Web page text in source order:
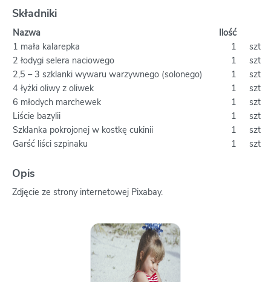
Składniki
Nazwa
Ilość
1 mała kalarepka
1
szt
2 łodygi selera naciowego
1
szt
2,5 – 3 szklanki wywaru warzywnego (solonego)
1
szt
4 łyżki oliwy z oliwek
1
szt
6 młodych marchewek
1
szt
Liście bazylii
1
szt
Szklanka pokrojonej w kostkę cukinii
1
szt
Garść liści szpinaku
1 szt
Opis
Zdjęcie ze strony internetowej Pixabay.